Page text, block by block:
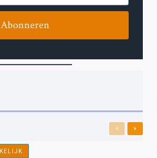
Abonneren
Previous
Next